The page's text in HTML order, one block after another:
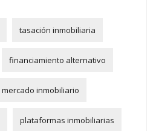
tasación inmobiliaria
financiamiento alternativo
mercado inmobiliario
plataformas inmobiliarias